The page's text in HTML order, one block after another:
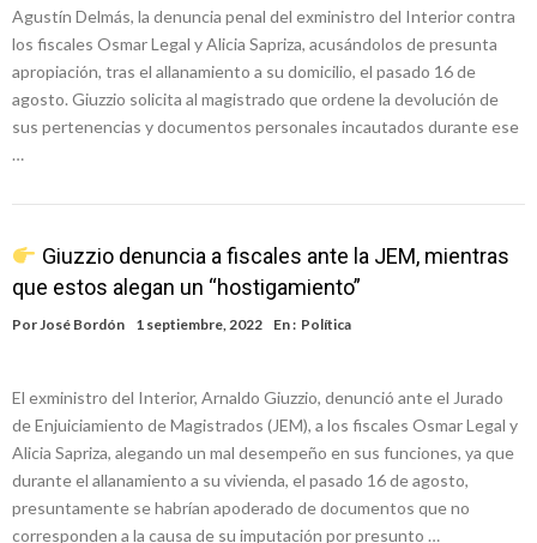
Agustín Delmás, la denuncia penal del exministro del Interior contra
los fiscales Osmar Legal y Alicia Sapriza, acusándolos de presunta
apropiación, tras el allanamiento a su domicilio, el pasado 16 de
agosto. Giuzzio solicita al magistrado que ordene la devolución de
sus pertenencias y documentos personales incautados durante ese
…
Giuzzio denuncia a fiscales ante la JEM, mientras
que estos alegan un “hostigamiento”
PorJosé Bordón 1 septiembre, 2022 En : Política
El exministro del Interior, Arnaldo Giuzzio, denunció ante el Jurado
de Enjuiciamiento de Magistrados (JEM), a los fiscales Osmar Legal y
Alicia Sapriza, alegando un mal desempeño en sus funciones, ya que
durante el allanamiento a su vivienda, el pasado 16 de agosto,
presuntamente se habrían apoderado de documentos que no
corresponden a la causa de su imputación por presunto …